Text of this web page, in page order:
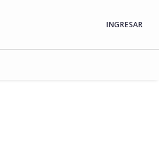
INGRESAR